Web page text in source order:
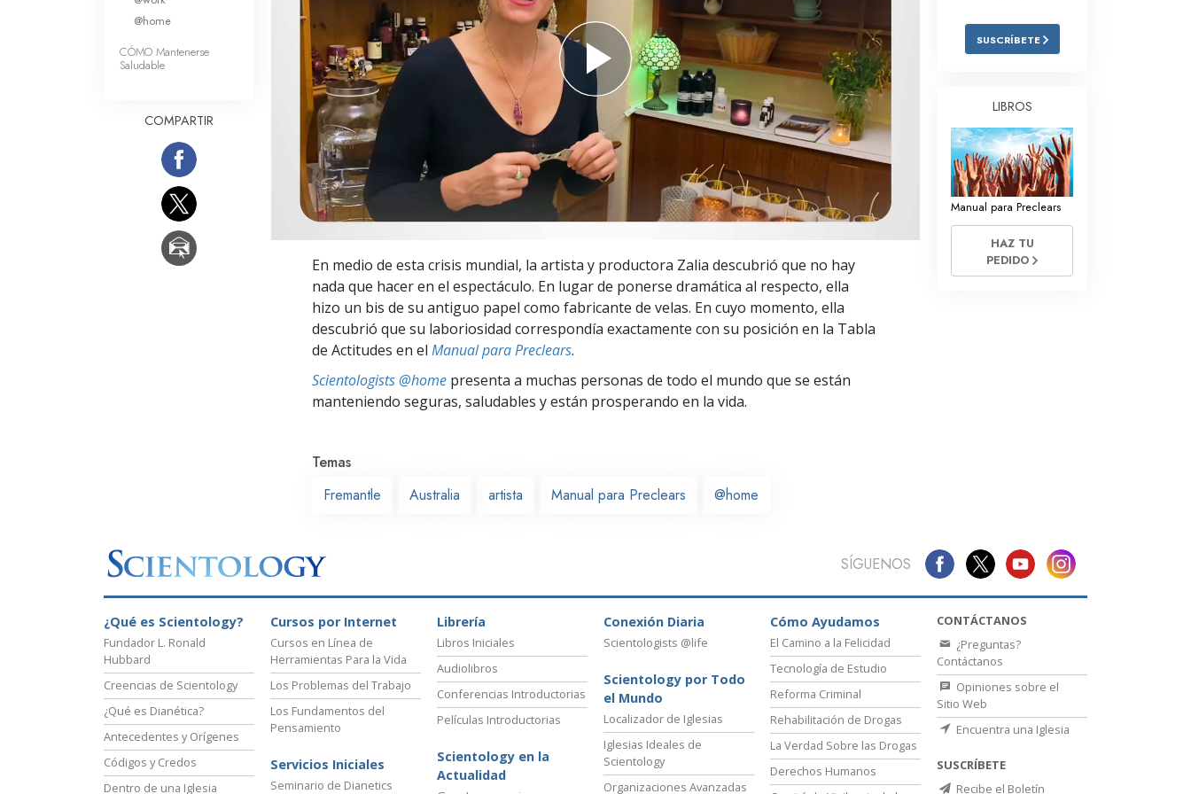
Amor y Odio: ¿Qué es Grandeza?
Respuestas a las Drogas
Los Niños
Herramientas para el Entorno Laboral
La Ética y las
Condiciones
La Causa de la Supresión
Investigaciones
Los Fundamentos de la Organización
Los Fundamentos de las Relaciones
En medio de esta crisis mundial, la artista y productora Zalia descubrió que no hay
nada que hacer en el espectáculo. En lugar de ponerse dramática al respecto, ella
hizo un bis de su antiguo papel como fabricante de velas. En cuyo momento, ella
descubrió que su laboriosidad correspondía exactamente con su posición en la Tabla
de Actitudes en el Manual para Preclears.
Scientologists @home presenta a muchas personas de todo el mundo que se están
manteniendo seguras, saludables y están prosperando en la vida.
Temas
Fremantle
Australia artista Manual para Preclears @home
@home
CÓMO Mantenerse
Saludable
COMPARTIR
SUSCRÍBETE
LIBROS
Manual para Preclears
HAZ TU
PEDIDO
SÍGUENOS
¿Qué es Scientology?
Fundador L. Ronald
Hubbard
Creencias de Scientology
¿Qué es Dianética?
Antecedentes y Orígenes
Códigos y Credos
Dentro de una Iglesia
Cursos por Internet
Cursos en Línea de
Herramientas Para la Vida
Los Problemas del Trabajo
Los Fundamentos del
Pensamiento
Servicios Iniciales
Seminario de Dianetics
Librería
Libros Iniciales
Audiolibros
Conferencias Introductorias
Películas Introductorias
Scientology en la
Actualidad
Conexión Diaria
Scientologists @life
Scientology por Todo
el Mundo
Localizador de Iglesias
Iglesias Ideales de
Scientology
Organizaciones Avanzadas
Cómo Ayudamos
El Camino a la Felicidad
Tecnología de Estudio
Reforma Criminal
Rehabilitación de Drogas
La Verdad Sobre las Drogas
Derechos Humanos
CONTÁCTANOS
¿Preguntas?
Contáctanos
Opiniones sobre el
Sitio Web
Encuentra una Iglesia
SUSCRÍBETE
Recibe el Boletín